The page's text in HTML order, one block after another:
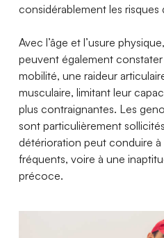
considérablement les risques
Avec l’âge et l’usure
peuvent également
mobilité, une raideur
musculaire, limitant leur
plus contraignantes. Les
sont particulièrement
détérioration peut conduire à
fréquents, voire à une
précoce.